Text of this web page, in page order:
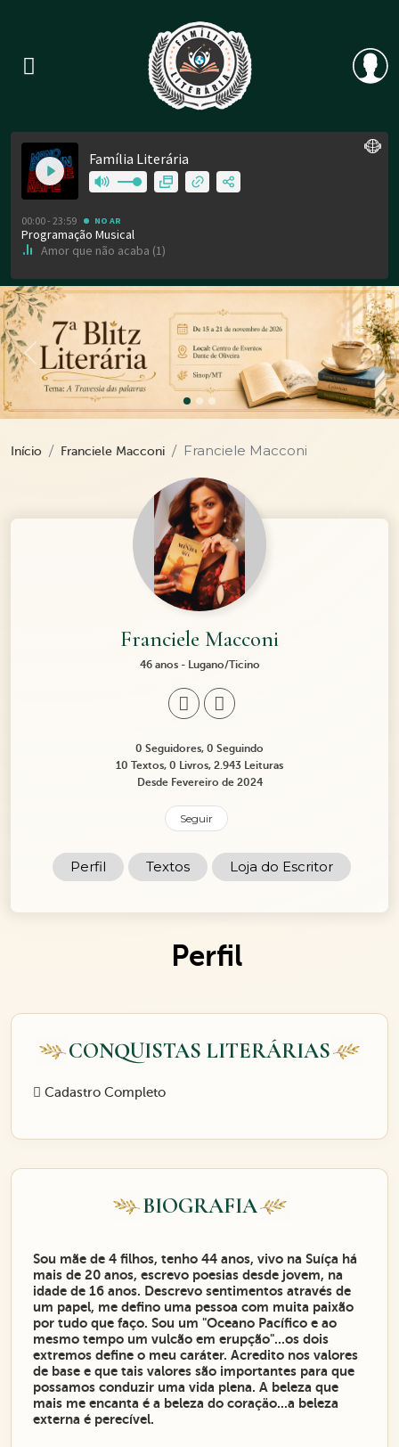
Previous
Início Franciele Macconi Franciele Macconi
Franciele Macconi
46 anos - Lugano/Ticino
0 Seguidores, 0 Seguindo
10 Textos, 0 Livros, 2.943 Leituras
Desde Fevereiro de 2024
Seguir
Perfil Textos Loja do Escritor
Perfil
CONQUISTAS LITERÁRIAS
Cadastro Completo
BIOGRAFIA
Sou mãe de 4 filhos, tenho 44 anos, vivo na Suíça há
mais de 20 anos, escrevo poesias desde jovem, na
idade de 16 anos. Descrevo sentimentos através de
um papel, me defino uma pessoa com muita paixão
por tudo que faço. Sou um "Oceano Pacífico e ao
mesmo tempo um vulcão em erupção"...os dois
extremos define o meu caráter. Acredito nos valores
de base e que tais valores são importantes para que
possamos conduzir uma vida plena. A beleza que
mais me encanta é a beleza do coraçäo...a beleza
externa é perecível.